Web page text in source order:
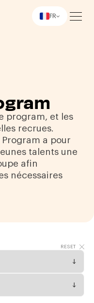
FR
program, et les
recrues.
Program a pour
talents une
afin
nécessaires